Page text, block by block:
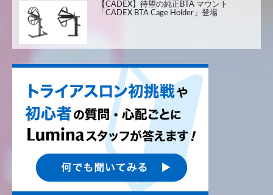
【CADEX】待望の純正BTA マウント
「CADEX BTA Cage Holder」登場